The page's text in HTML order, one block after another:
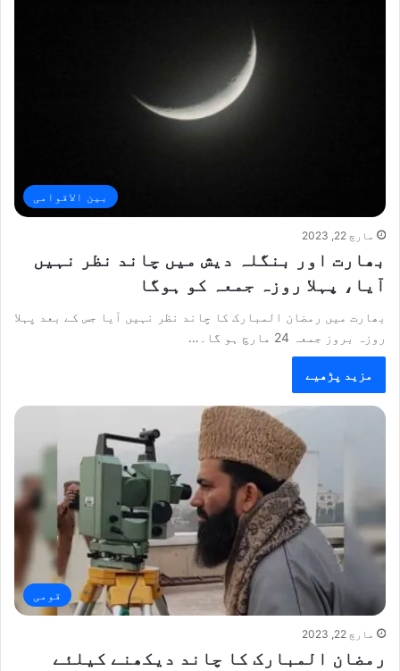
بین الاقوامی
مارچ 22, 2023
بھارت اور بنگلہ دیش میں چاند نظر نہیں
آیا، پہلا روزہ جمعہ کو ہوگا
بھارت میں رمضان المبارک کا چاند نظر نہیں آیا جس کے بعد پہلا
روزہ بروز جمعہ 24 مارچ ہو گا۔…
مزید پڑھیے
قومی
مارچ 22, 2023
رمضان المبارک کا چاند دیکھنے کیلئے